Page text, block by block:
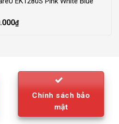
195.000₫.
₫Current
Chính sách bảo
mật